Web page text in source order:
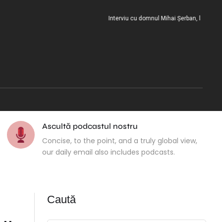
Interviu cu domnul Mihai Șerban, la
Ascultă podcastul nostru
Concise, to the point, and a truly global view,
our daily email also includes podcasts.
Caută